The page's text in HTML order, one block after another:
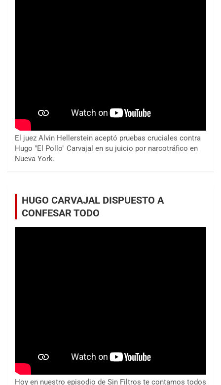
El juez Alvin Hellerstein aceptó pruebas cruciales contra
Hugo "El Pollo" Carvajal en su juicio por narcotráfico en
Nueva York.
HUGO CARVAJAL DISPUESTO A
CONFESAR TODO
Hoy en nuestro episodio de Sin Filtros te contamos todos